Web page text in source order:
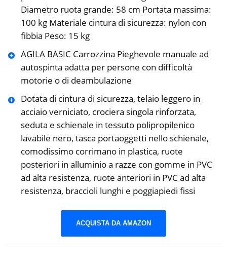
Diametro ruota grande: 58 cm Portata massima:
100 kg Materiale cintura di sicurezza: nylon con
fibbia Peso: 15 kg
AGILA BASIC Carrozzina Pieghevole manuale ad
autospinta adatta per persone con difficoltà
motorie o di deambulazione
Dotata di cintura di sicurezza, telaio leggero in
acciaio verniciato, crociera singola rinforzata,
seduta e schienale in tessuto polipropilenico
lavabile nero, tasca portaoggetti nello schienale,
comodissimo corrimano in plastica, ruote
posteriori in alluminio a razze con gomme in PVC
ad alta resistenza, ruote anteriori in PVC ad alta
resistenza, braccioli lunghi e poggiapiedi fissi
ACQUISTA DA AMAZON